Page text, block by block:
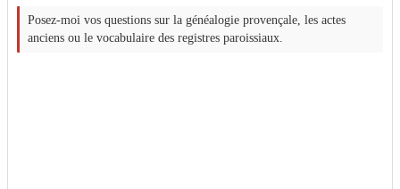
Posez-moi vos questions sur la généalogie provençale, les actes
anciens ou le vocabulaire des registres paroissiaux.